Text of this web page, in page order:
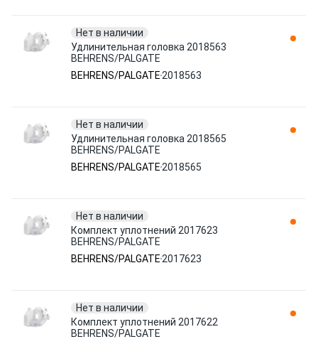
Нет в наличии
Удлинительная головка 2018563
BEHRENS/PALGATE
BEHRENS/PALGATE 2018563
Нет в наличии
Удлинительная головка 2018565
BEHRENS/PALGATE
BEHRENS/PALGATE 2018565
Нет в наличии
Комплект уплотнений 2017623
BEHRENS/PALGATE
BEHRENS/PALGATE 2017623
Нет в наличии
Комплект уплотнений 2017622
BEHRENS/PALGATE